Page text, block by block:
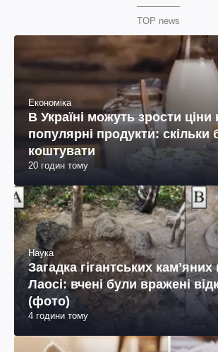
TOP news
Економіка
В Україні можуть зрости ціни
популярні продукти: скільки
коштувати
20 годин тому
Наука
Загадка гігантських камʼяних
Лаосі: вчені були вражені
(фото)
4 години тому